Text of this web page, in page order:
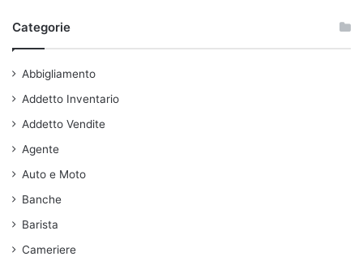
Categorie
Abbigliamento
Addetto Inventario
Addetto Vendite
Agente
Auto e Moto
Banche
Barista
Cameriere